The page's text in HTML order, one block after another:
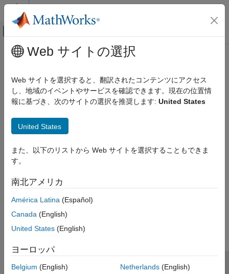
コンテンツへスキップ
オフキャンバス ナビゲーション メ
ドキュメンテーションのホーム
メインコンテンツ
Web サイトの選択
Web サイトを選択すると、翻訳されたコンテンツにアクセス
し、地域のイベントやサービスを確認できます。現在の位置情
報に基づき、次のサイトの選択を推奨します: United States
United States
また、以下のリストから Web サイトを選択することもできま
す。
南北アメリカ
América Latina (Español)
Canada (English)
United States (English)
ヨーロッパ
Belgium (English)
Netherlands(English)
トラストセンター
プライバシー ポリシー